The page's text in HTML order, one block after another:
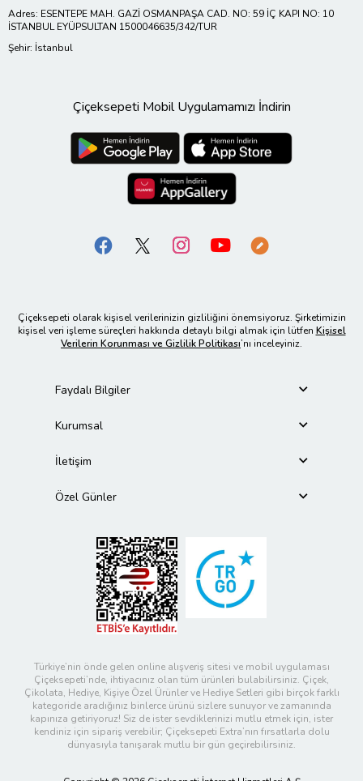
Adres: ESENTEPE MAH. GAZİ OSMANPAŞA CAD. NO: 59 İÇ KAPI NO: 10
İSTANBUL EYÜPSULTAN 1500046635/342/TUR
Şehir: İstanbul
Çiçeksepeti Mobil Uygulamamızı İndirin
Çiçeksepeti olarak kişisel verilerinizin gizliliğini önemsiyoruz. Şirketimizin
kişisel veri işleme süreçleri hakkında detaylı bilgi almak için lütfen Kişisel
Verilerin Korunması ve Gizlilik Politikası’nı inceleyiniz.
Faydalı Bilgiler
Kurumsal
İletişim
Özel Günler
Türkiye’nin önde gelen online alışveriş sitesi ve mobil uygulaması
Çiçeksepeti’nde, ihtiyacınız olan tüm ürünleri bulabilirsiniz. Çiçek,
Çikolata, Hediye, Kişiye Özel Ürünler ve Hediye Setleri gibi birçok farklı
kategoride aradığınız binlerce ürünü sizlere sunuyor ve zamanında
kapınıza getiriyoruz! Siz de ister sevdiklerinizi mutlu etmek için, ister
kendiniz için sipariş verebilir; Çiçeksepeti Extra’nın fırsatlarla dolu
dünyasıyla tanışarak mutlu bir gün geçirebilirsiniz.